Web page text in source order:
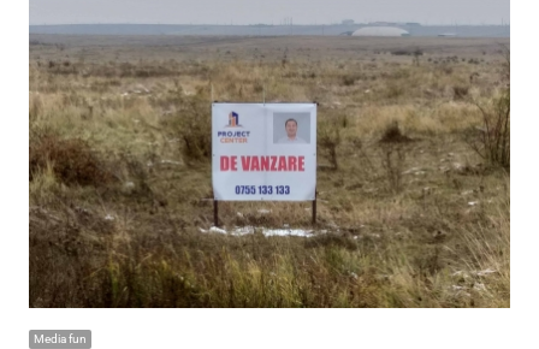
Media fun